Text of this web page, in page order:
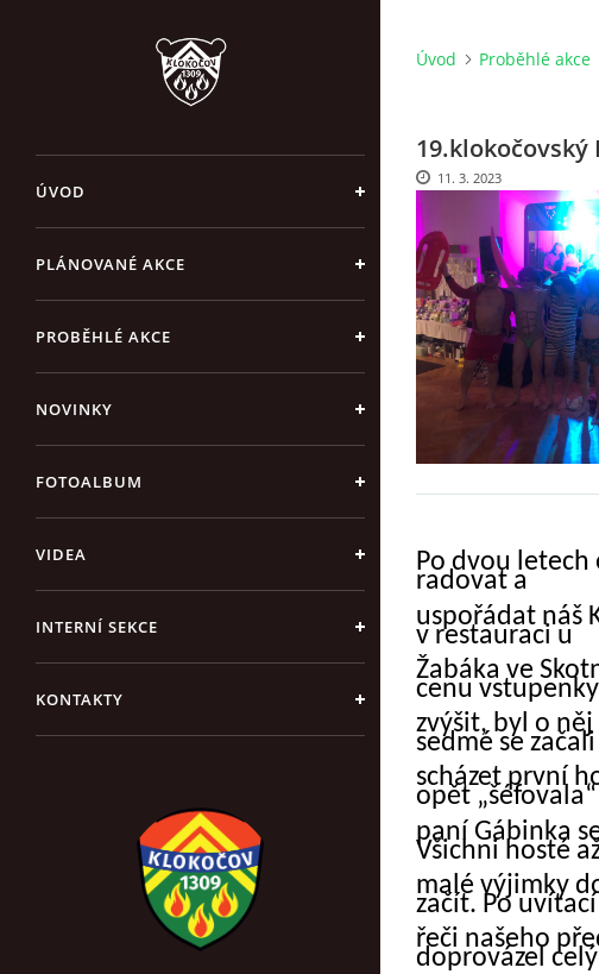
ÚVOD
PLÁNOVANÉ AKCE
PROBĚHLÉ AKCE
NOVINKY
FOTOALBUM
VIDEA
INTERNÍ SEKCE
KONTAKTY
Úvod Proběhlé akce
19.klokočovský
11. 3. 2023
Po dvou letech
radovat a
uspořádat náš
v restauraci u
Žabáka ve
cenu vstupenky
zvýšit, byl o něj
sedmé se začali
scházet první
opět „šéfovala“
paní Gábinka
Všichni hosté
malé výjimky
začít. Po uvítací
řeči našeho
doprovázel